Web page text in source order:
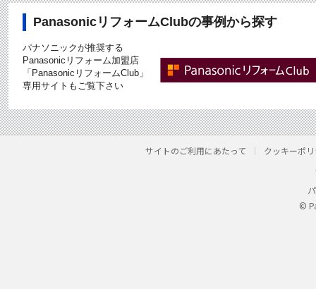
PanasonicリフォームClubの事例から探す
パナソニックが推奨する
Panasonicリフォーム加盟店
「PanasonicリフォームClub」
専用サイトもご覧下さい
サイトのご利用にあたって クッキーポ
©